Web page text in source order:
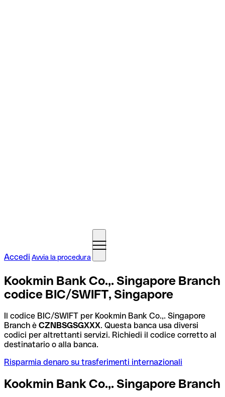
Accedi Avvia la procedura
Kookmin Bank Co.,. Singapore Branch
codice BIC/SWIFT, Singapore
Il codice BIC/SWIFT per Kookmin Bank Co.,. Singapore
Branch è CZNBSGSGXXX. Questa banca usa diversi
codici per altrettanti servizi. Richiedi il codice corretto al
destinatario o alla banca.
Risparmia denaro su trasferimenti internazionali
Kookmin Bank Co.,. Singapore Branch